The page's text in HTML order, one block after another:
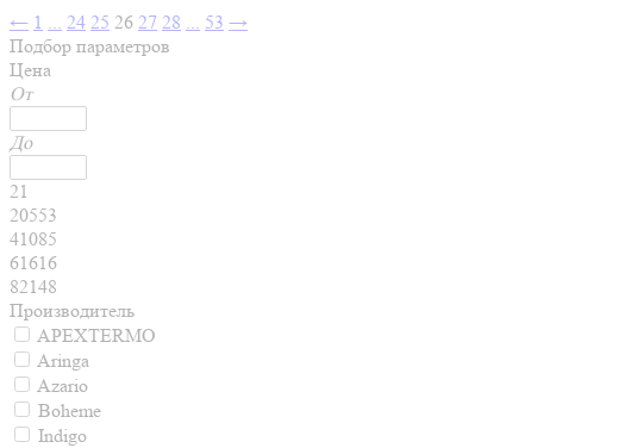
← 1 ... 24 25 26 27 28 ... 53 →
Подбор параметров
Цена
От
До
21
20553
41085
61616
82148
Производитель
APEXTERMO
Aringa
Azario
Boheme
Indigo